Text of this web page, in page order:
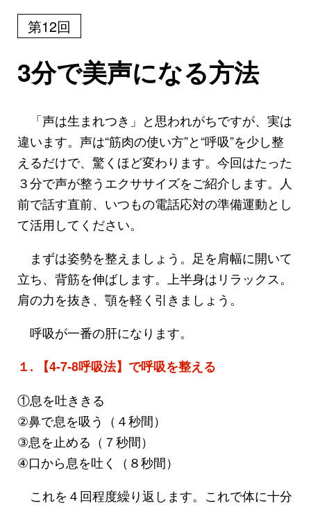
第12回
3分で美声になる方法
「声は生まれつき」と思われがちですが、実は
違います。声は“筋肉の使い方”と“呼吸”を少し整
えるだけで、驚くほど変わります。今回はたった
３分で声が整うエクササイズをご紹介します。人
前で話す直前、いつもの電話応対の準備運動とし
て活用してください。
まずは姿勢を整えましょう。足を肩幅に開いて
立ち、背筋を伸ばします。上半身はリラックス。
肩の力を抜き、顎を軽く引きましょう。
呼吸が一番の肝になります。
１. 【4-7-8呼吸法】で呼吸を整える
①息を吐ききる
②鼻で息を吸う（４秒間）
③息を止める（７秒間）
④口から息を吐く（８秒間）
これを４回程度繰り返します。これで体に十分